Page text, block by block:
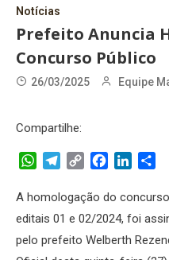
Notícias
Prefeito Anuncia
Concurso Público
26/03/2025 Equipe
Compartilhe:
WhatsApp
Telegram
Copy
Facebook
A homologação do
editais 01 e 02/2024, foi
pelo prefeito Welberth